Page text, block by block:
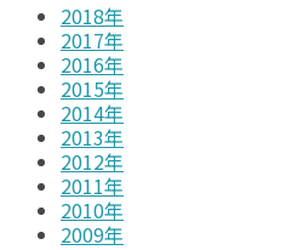
2018年
2017年
2016年
2015年
2014年
2013年
2012年
2011年
2010年
2009年